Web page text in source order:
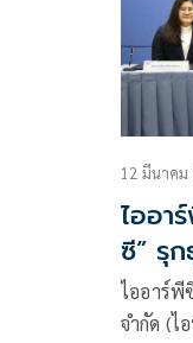
12 มีนาคม
ไออา
ซี” รุ
เหล็ก
มาตร
ไออาร์พี
จำกัด (ไ